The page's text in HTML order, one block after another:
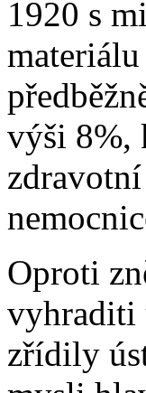
1920 s
výši 8%,
Oproti
vyhraditi
zřídily